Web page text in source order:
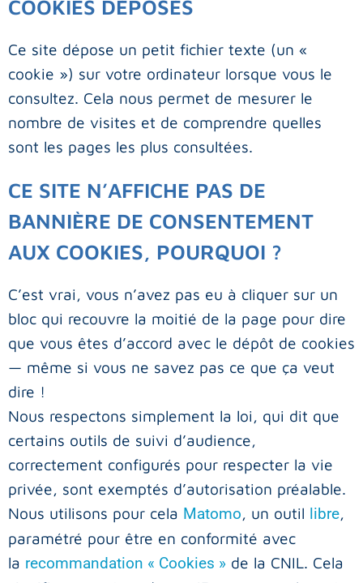
COOKIES DÉPOSÉS
Ce site dépose un petit fichier texte (un «
cookie ») sur votre ordinateur lorsque vous le
consultez. Cela nous permet de mesurer le
nombre de visites et de comprendre quelles
sont les pages les plus consultées.
CE SITE N’AFFICHE PAS DE
BANNIÈRE DE CONSENTEMENT
AUX COOKIES, POURQUOI ?
C’est vrai, vous n’avez pas eu à cliquer sur un
bloc qui recouvre la moitié de la page pour dire
que vous êtes d’accord avec le dépôt de cookies
— même si vous ne savez pas ce que ça veut
dire !
Nous respectons simplement la loi, qui dit que
certains outils de suivi d’audience,
correctement configurés pour respecter la vie
privée, sont exemptés d’autorisation préalable.
Nous utilisons pour cela Matomo, un outil libre,
paramétré pour être en conformité avec
la recommandation « Cookies » de la CNIL. Cela